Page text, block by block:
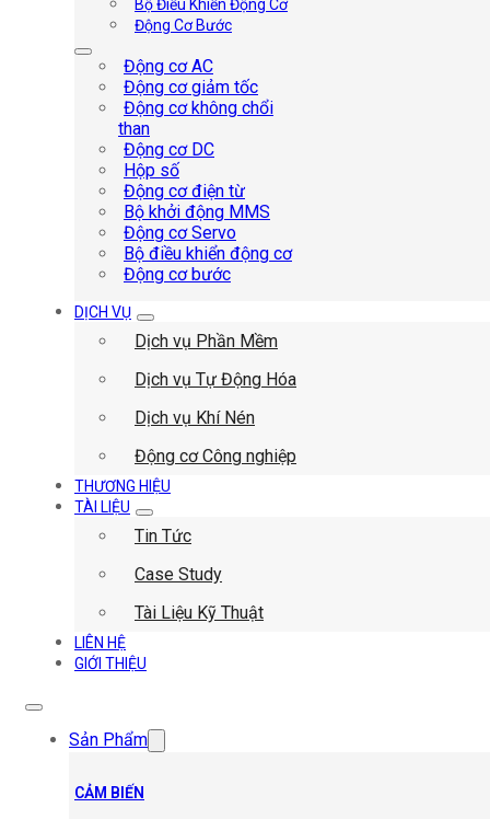
Bộ Điều Khiển Động Cơ
Động Cơ Bước
Động cơ AC
Động cơ giảm tốc
Động cơ không chổi
than
Động cơ DC
Hộp số
Động cơ điện từ
Bộ khởi động MMS
Động cơ Servo
Bộ điều khiển động cơ
Động cơ bước
DỊCH VỤ
Dịch vụ Phần Mềm
Dịch vụ Tự Động Hóa
Dịch vụ Khí Nén
Động cơ Công nghiệp
THƯƠNG HIỆU
TÀI LIỆU
Tin Tức
Case Study
Tài Liệu Kỹ Thuật
LIÊN HỆ
GIỚI THIỆU
Sản Phẩm
CẢM BIẾN